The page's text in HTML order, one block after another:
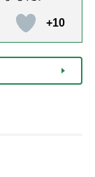
+10